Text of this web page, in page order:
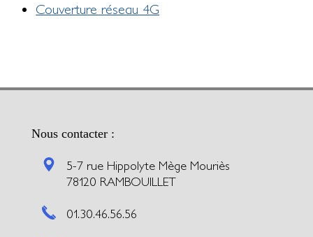
Couverture réseau 4G
Nous contacter :
5-7 rue Hippolyte Mège Mouriès
78120 RAMBOUILLET
01.30.46.56.56